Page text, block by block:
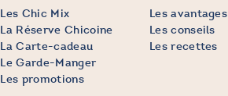
Les Chic Mix
La Réserve Chicoine
La Carte-cadeau
Le Garde-Manger
Les promotions
Les avantages
Les conseils
Les recettes